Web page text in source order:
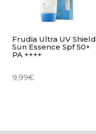
Frudia Ultra UV Shield
Sun Essence Spf 50+
PA ++++
9,99€